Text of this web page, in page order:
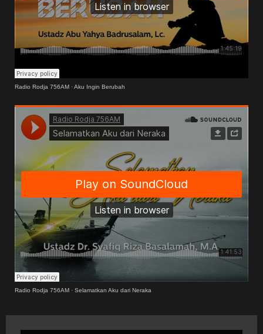
Radio Rodja 756AM ·Aku Ingin Berubah
Radio Rodja 756AM · Selamatkan Aku dari Neraka